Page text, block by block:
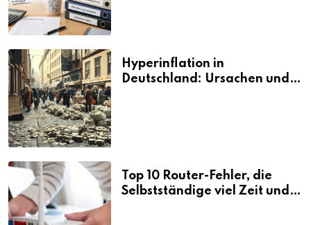
Hyperinflation in
Deutschland: Ursachen und
Top 10 Router-Fehler, die
Selbstständige viel Zeit und